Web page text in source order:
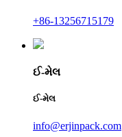
+86-13256715179
ઈ-મેલ
ઈ-મેલ
info@erjinpack.com